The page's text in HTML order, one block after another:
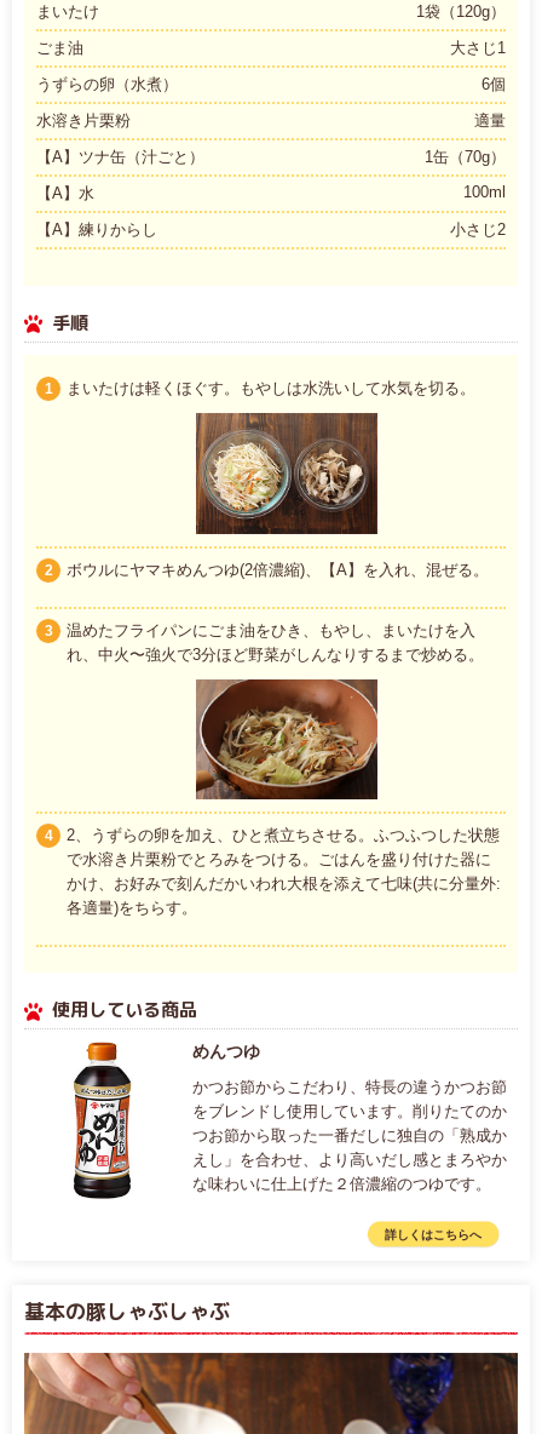
まいたけ
1袋（120g）
ごま油
大さじ1
うずらの卵（水煮）
6個
水溶き片栗粉
適量
【A】ツナ缶（汁ごと）
1缶（70g）
【A】水
100ml
【A】練りからし 小さじ2
手順
1 まいたけは軽くほぐす。もやしは水洗いして水気を切る。
2 ボウルにヤマキめんつゆ(2倍濃縮)、【A】を入れ、混ぜる。
3
温めたフライパンにごま油をひき、もやし、まいたけを入
れ、中火〜強火で3分ほど野菜がしんなりするまで炒める。
4
2、うずらの卵を加え、ひと煮立ちさせる。ふつふつした状態
で水溶き片栗粉でとろみをつける。ごはんを盛り付けた器に
かけ、お好みで刻んだかいわれ大根を添えて七味(共に分量外:
各適量)をちらす。
使用している商品
めんつゆ
かつお節からこだわり、特長の違うかつお節
をブレンドし使用しています。削りたてのか
つお節から取った一番だしに独自の「熟成か
えし」を合わせ、より高いだし感とまろやか
な味わいに仕上げた２倍濃縮のつゆです。
詳しくはこちらへ
基本の豚しゃぶしゃぶ